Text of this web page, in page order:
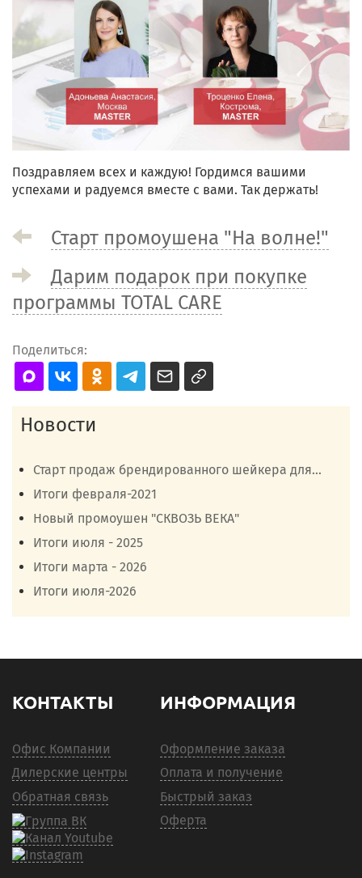
Поздравляем всех и каждую! Гордимся вашими
успехами и радуемся вместе с вами. Так держать!
Старт промоушена "На волне!"
Дарим подарок при покупке
программы TOTAL CARE
Поделиться:
Новости
Старт продаж брендированного шейкера для...
Итоги февраля-2021
Новый промоушен "СКВОЗЬ ВЕКА"
Итоги июля - 2025
Итоги марта - 2026
Итоги июля-2026
КОНТАКТЫ
Офис Компании
Дилерские центры
Обратная связь
ИНФОРМАЦИЯ
Оформление заказа
Оплата и получение
Быстрый заказ
Оферта